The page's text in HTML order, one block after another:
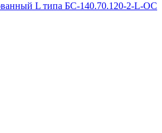
L типа БС-140.70.120-2-L-ОС